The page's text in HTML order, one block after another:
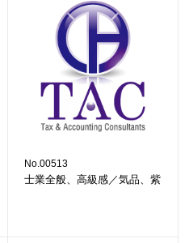
No.00513
士業全般、高級感／気品、紫